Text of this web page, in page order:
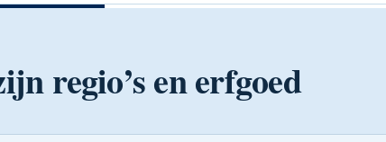
regio’s en erfgoed